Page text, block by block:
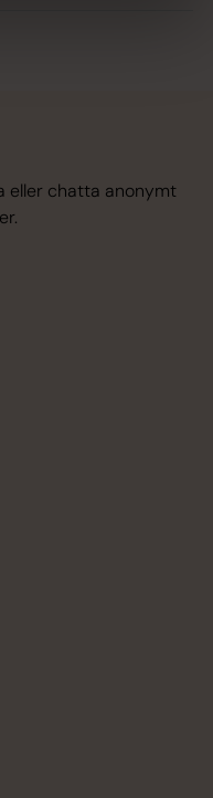
eller chatta anonymt